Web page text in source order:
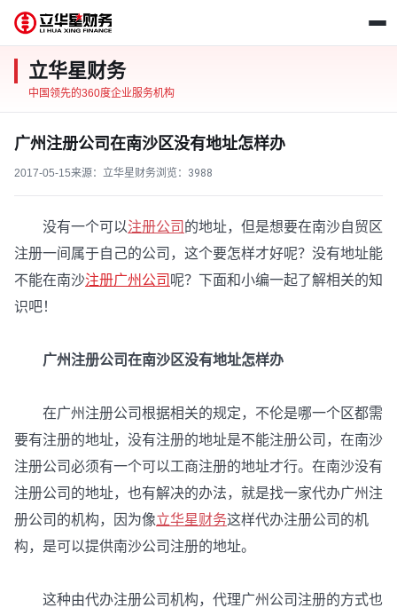
立华星财务
中国领先的360度企业服务机构
广州注册公司在南沙区没有地址怎样办
2017-05-15来源：立华星财务浏览： 3988
没有一个可以注册公司 的地址，但是想要在南沙自贸区
注册一间属于自己的公司，这个要怎样才好呢？没有地址能
不能在南沙注册广州公司 呢？下面和小编一起了解相关的知
识吧！
广州注册公司在南沙区没有地址怎样办
在广州注册公司根据相关的规定，不伦是哪一个区都需
要有注册的地址，没有注册的地址是不能注册公司，在南沙
注册公司必须有一个可以工商注册的地址才行。在南沙没有
注册公司的地址，也有解决的办法，就是找一家代办广州注
册公司的机构，因为像立华星财务这样代办注册公司的机
构，是可以提供南沙公司注册的地址。
这种由代办注册公司机构，代理广州公司注册的方式也